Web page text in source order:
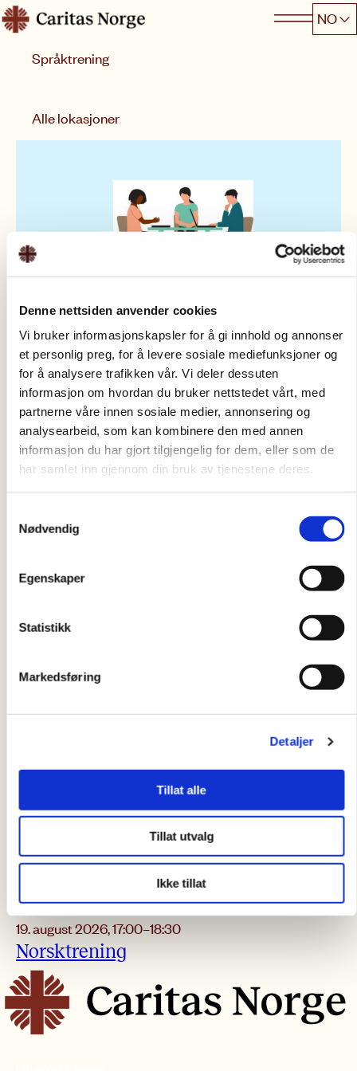
Denne nettsiden anvender cookies
Vi bruker informasjonskapsler for å gi innhold og annonser
et personlig preg, for å levere sosiale mediefunksjoner og
for å analysere trafikken vår. Vi deler dessuten
informasjon om hvordan du bruker nettstedet vårt, med
partnerne våre innen sosiale medier, annonsering og
analysearbeid, som kan kombinere den med annen
informasjon du har gjort tilgjengelig for dem, eller som de
har samlet inn gjennom din bruk av tjenestene deres.
Nødvendig
Egenskaper
Statistikk
Markedsføring
Detaljer
Tillat alle
Tillat utvalg
Ikke tillat
Hopp
til
innhold
Caritas
NO
Kategori
Språktrening
Språktrening
10. august 2026,17:00–18:30
Norsk språkkafé
Språktrening
Snakk og Søk på Søndre Nordstrand
Språktrening
19. august 2026,17:00–18:30
Norsktrening